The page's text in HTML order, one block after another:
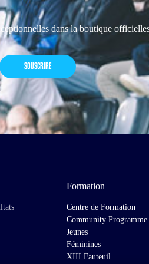
dans la boutique
SOUSCRIRE
Formation
Centre de Formation
Community Programme
Jeunes
Féminines
XIII Fauteuil